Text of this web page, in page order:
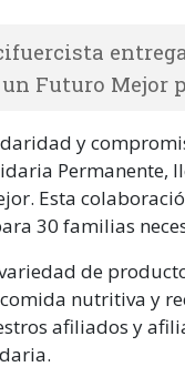
un Futuro Mejor
y
Permanente,
Esta
30 familias
de
nutritiva y
afiliados y